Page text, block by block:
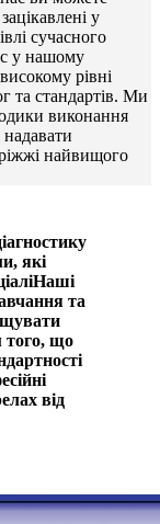
у
сучасного
у нашому
рівні
та стандартів. Ми
виконання
найвищого
які
та
того, що
від